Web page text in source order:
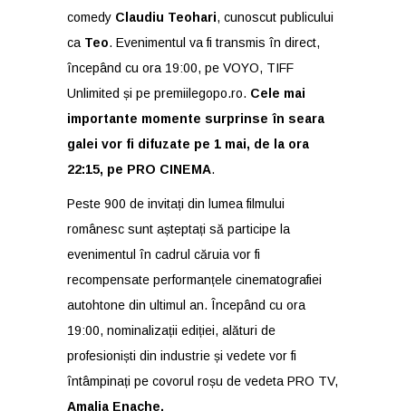
comedy Claudiu Teohari, cunoscut publicului
ca Teo. Evenimentul va fi transmis în direct,
începând cu ora 19:00, pe VOYO, TIFF
Unlimited și pe premiilegopo.ro. Cele mai
importante momente surprinse în seara
galei vor fi difuzate pe 1 mai, de la ora
22:15, pe PRO CINEMA.
Peste 900 de invitați din lumea filmului
românesc sunt așteptați să participe la
evenimentul în cadrul căruia vor fi
recompensate performanțele cinematografiei
autohtone din ultimul an. Începând cu ora
19:00, nominalizații ediției, alături de
profesioniști din industrie și vedete vor fi
întâmpinați pe covorul roșu de vedeta PRO TV,
Amalia Enache.